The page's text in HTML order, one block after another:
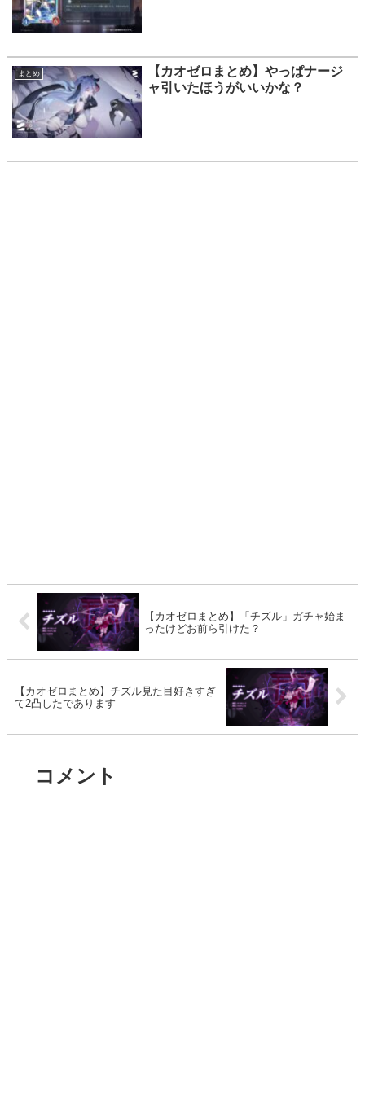
まとめ
【カオゼロまとめ】やっぱナージ
ャ引いたほうがいいかな？
【カオゼロまとめ】「チズル」ガチャ始ま
ったけどお前ら引けた？
【カオゼロまとめ】チズル見た目好きすぎ
て2凸したであります
コメント